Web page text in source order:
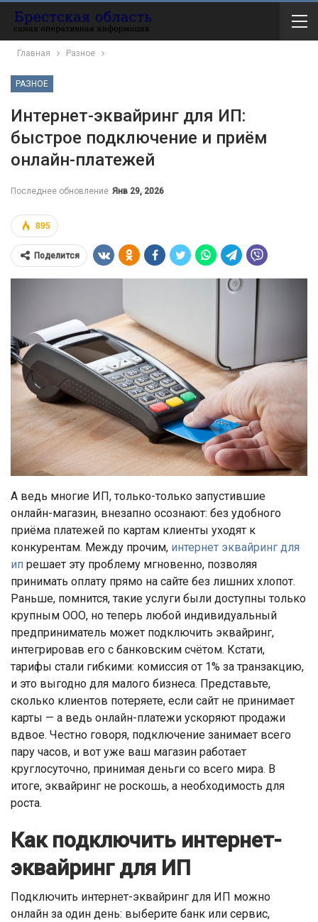
Главная Разное
РАЗНОЕ
Интернет-эквайринг для ИП:
быстрое подключение и приём
онлайн-платежей
Последнее обновление Янв 29, 2026
895
Поделится
А ведь многие ИП, только-только запустившие
онлайн-магазин, внезапно осознают: без удобного
приёма платежей по картам клиенты уходят к
конкурентам. Между прочим, интернет эквайринг для
ип решает эту проблему мгновенно, позволяя
принимать оплату прямо на сайте без лишних хлопот.
Раньше, помнится, такие услуги были доступны только
крупным ООО, но теперь любой индивидуальный
предприниматель может подключить эквайринг,
интегрировав его с банковским счётом. Кстати,
тарифы стали гибкими: комиссия от 1% за транзакцию,
и это выгодно для малого бизнеса. Представьте,
сколько клиентов потеряете, если сайт не принимает
карты — а ведь онлайн-платежи ускоряют продажи
вдвое. Честно говоря, подключение занимает всего
пару часов, и вот уже ваш магазин работает
круглосуточно, принимая деньги со всего мира. В
итоге, эквайринг не роскошь, а необходимость для
роста.
Как подключить интернет-
эквайринг для ИП
Подключить интернет-эквайринг для ИП можно
онлайн за один день: выберите банк или сервис,